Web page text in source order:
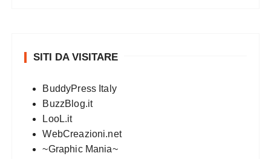
SITI DA VISITARE
BuddyPress Italy
BuzzBlog.it
LooL.it
WebCreazioni.net
~Graphic Mania~